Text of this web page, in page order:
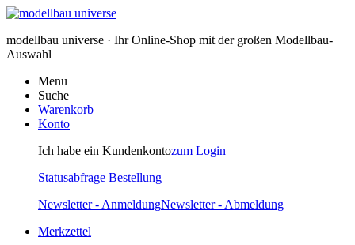
modellbau universe · Ihr Online-Shop mit der großen Modellbau-
Auswahl
Menu
Suche
Warenkorb
Konto
Ich habe ein Kundenkontozum Login
Statusabfrage Bestellung
Newsletter - AnmeldungNewsletter - Abmeldung
Merkzettel